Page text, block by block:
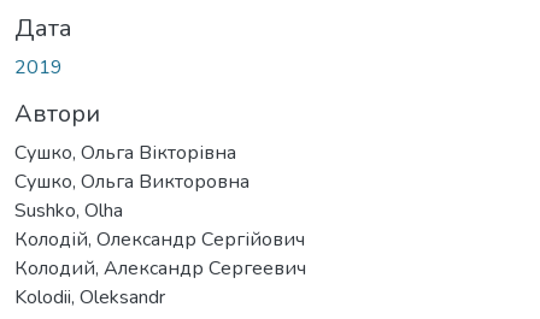
Дата
2019
Автори
Сушко, Ольга Вікторівна
Сушко, Ольга Викторовна
Sushko, Olha
Колодій, Олександр Сергійович
Колодий, Александр Сергеевич
Kolodii, Oleksandr